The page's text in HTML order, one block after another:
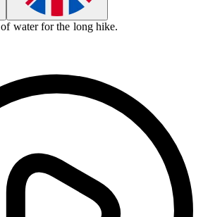
of water for the long hike.